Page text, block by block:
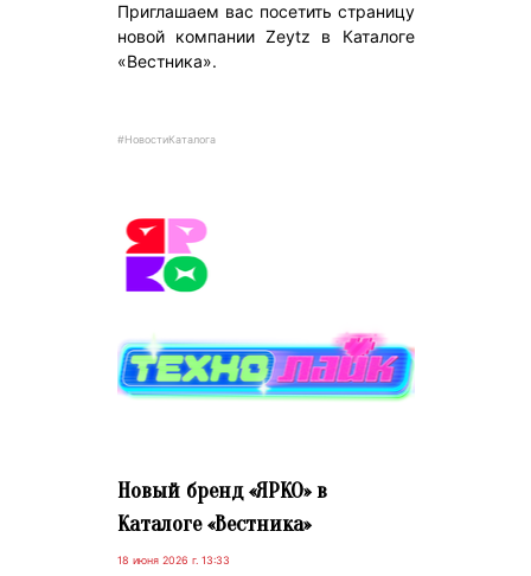
Приглашаем вас посетить страницу
новой компании Zeytz в Каталоге
«Вестника».
#НовостиКаталога
Новый бренд «ЯРКО» в
Каталоге «Вестника»
18 июня 2026 г. 13:33